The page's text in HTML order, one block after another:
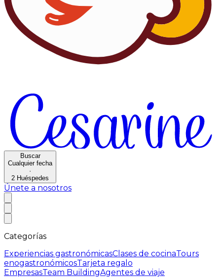
Buscar
Cualquier fecha
·
2 Huéspedes
Únete a nosotros
Categorías
Experiencias gastronómicasClases de cocinaTours
enogastronómicosTarjeta regalo
EmpresasTeam BuildingAgentes de viaje